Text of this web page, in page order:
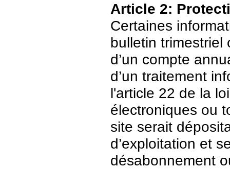
Article 2:
Certaines
bulletin trimestriel
d’un compte
d’un traitement
l'article 22 de la
électroniques ou
site serait
d’exploitation et
désabonnement